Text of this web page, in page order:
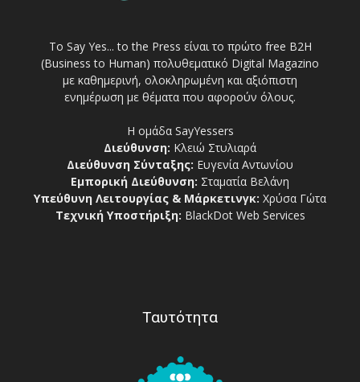
Το Say Yes... to the Press είναι το πρώτο free Β2Η
(Business to Human) πολυθεματικό Digital Magazino
με καθημερινή, ολοκληρωμένη και αξιόπιστη
ενημέρωση με θέματα που αφορούν όλους.
Η ομάδα SayYessers
Διεύθυνση: Κλειώ Στυλιαρά
Διεύθυνση Σύνταξης: Ευγενία Αντωνίου
Εμπορική Διεύθυνση: Σταματία Βελάνη
Υπεύθυνη Λειτουργίας & Μάρκετινγκ: Χρύσα Γώτα
Τεχνική Υποστήριξη: BlackDot Web Services
Ταυτότητα